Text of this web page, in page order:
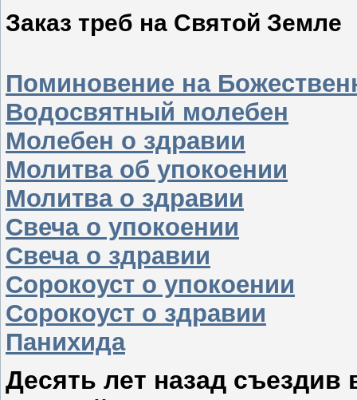
Заказ треб на Святой Земле
Поминовение на
Водосвятный молебен
Молебен о здравии
Молитва об упокоении
Молитва о здравии
Свеча о упокоении
Свеча о здравии
Сорокоуст о упокоении
Сорокоуст о здравии
Панихида
Десять лет назад